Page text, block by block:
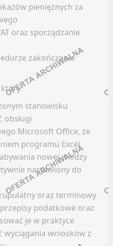
WIDŁOWEGO
pieniężnych za
oraz sporządzanie
zakończenia
stanowisku
obsługi
Microsoft Office, ze
programu Excel
nowej wiedzy
nastawiony do
oraz terminowy
podatkowe oraz
je w praktyce
wyciągania wniosków z